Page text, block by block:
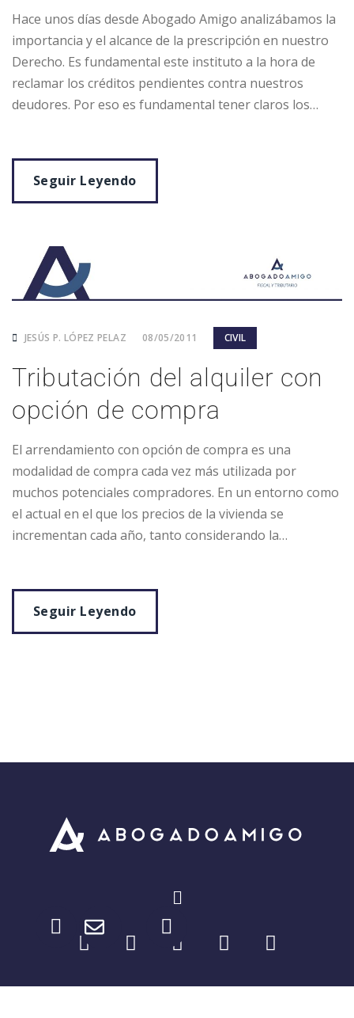
Hace unos días desde Abogado Amigo analizábamos la
importancia y el alcance de la prescripción en nuestro
Derecho. Es fundamental este instituto a la hora de
reclamar los créditos pendientes contra nuestros
deudores. Por eso es fundamental tener claros los…
Seguir Leyendo
JESÚS P. LÓPEZ PELAZ 08/05/2011 CIVIL
Tributación del alquiler con
opción de compra
El arrendamiento con opción de compra es una
modalidad de compra cada vez más utilizada por
muchos potenciales compradores. En un entorno como
el actual en el que los precios de la vivienda se
incrementan cada año, tanto considerando la…
Seguir Leyendo